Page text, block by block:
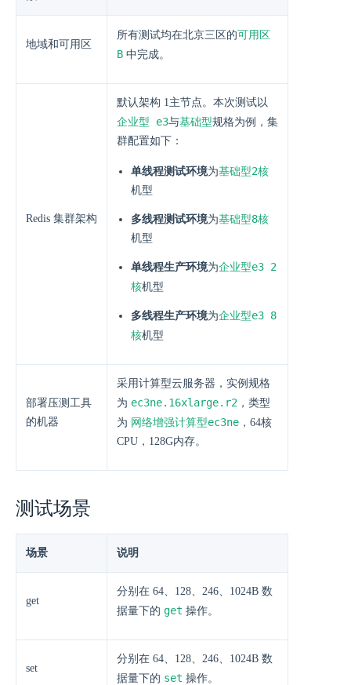
地域和可用区
所有测试均在北京三区的可用区
B 中完成。
Redis 集群架构
默认架构 1主节点。本次测试以
企业型 e3与基础型规格为例，集
群配置如下：
单线程测试环境为基础型2核
机型
多线程测试环境为基础型8核
机型
单线程生产环境为企业型e3 2
核机型
多线程生产环境为企业型e3 8
核机型
部署压测工具
的机器
采用计算型云服务器，实例规格
为 ec3ne.16xlarge.r2 ，类型
为 网络增强计算型ec3ne ，64核
CPU，128G内存。
测试场景
场景 说明
get
分别在 64、128、246、1024B 数
据量下的 get 操作。
set
分别在 64、128、246、1024B 数
据量下的 set 操作。